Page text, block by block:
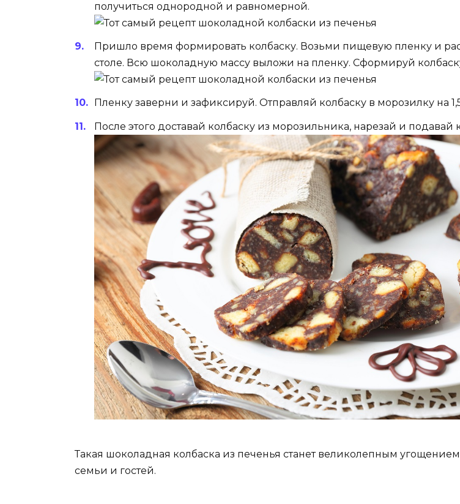
получиться однородной и равномерной.
Пришло время формировать колбаску. Возьми пищевую пленку и
столе. Всю шоколадную массу выложи на пленку. Сформируй
Пленку заверни и зафиксируй. Отправляй колбаску в морозилку на
После этого доставай колбаску из морозильника, нарезай и подавай к
Такая шоколадная колбаска из печенья станет великолепным
семьи и гостей.